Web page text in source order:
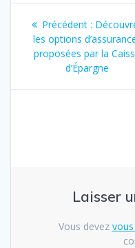
Navigation
de
l’article
Précédent : Article
:
les options
proposées par la
d’Épargne
Laisser
Vous devez